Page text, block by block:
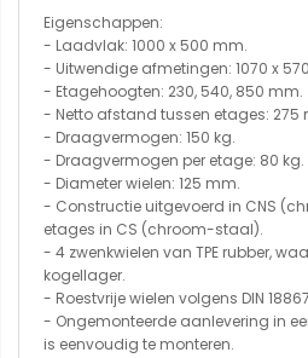
Eigenschappen:
- Laadvlak: 1000 x 500 mm.
- Uitwendige afmetingen: 1070 x
- Etagehoogten: 230, 540, 850 mm.
- Netto afstand tussen etages: 275
- Draagvermogen: 150 kg.
- Draagvermogen per etage: 80 kg.
- Diameter wielen: 125 mm.
- Constructie uitgevoerd in CNS
etages in CS (chroom-staal).
- 4 zwenkwielen van TPE rubber,
kogellager.
- Roestvrije wielen volgens DIN
- Ongemonteerde aanlevering in
is eenvoudig te monteren.